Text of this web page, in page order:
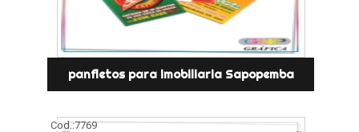
panfletos para imobiliaria Sapopemba
Cod.:7769